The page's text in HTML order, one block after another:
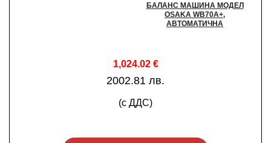
БАЛАНС МАШИНА МОДЕЛ
OSAKA WB70A+,
АВТОМАТИЧНА
1,024.02 €
2002.81 лв.
(с ДДС)